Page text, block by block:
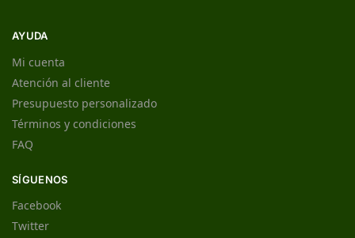
AYUDA
Mi cuenta
Atención al cliente
Presupuesto personalizado
Términos y condiciones
FAQ
SÍGUENOS
Facebook
Twitter